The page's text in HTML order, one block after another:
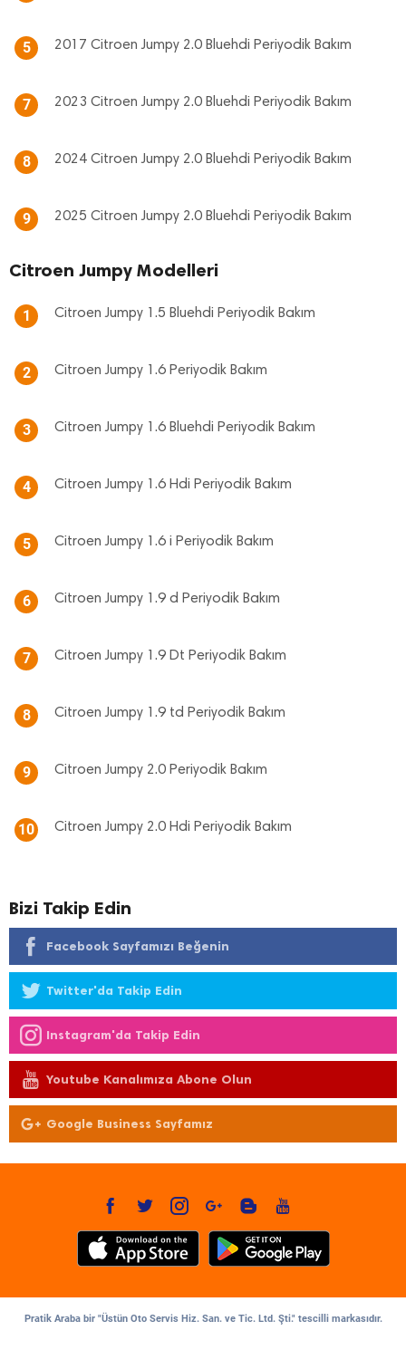
5 2017 Citroen Jumpy 2.0 Bluehdi Periyodik Bakım
7 2023 Citroen Jumpy 2.0 Bluehdi Periyodik Bakım
8 2024 Citroen Jumpy 2.0 Bluehdi Periyodik Bakım
9 2025 Citroen Jumpy 2.0 Bluehdi Periyodik Bakım
Citroen Jumpy Modelleri
1 Citroen Jumpy 1.5 Bluehdi Periyodik Bakım
2 Citroen Jumpy 1.6 Periyodik Bakım
3 Citroen Jumpy 1.6 Bluehdi Periyodik Bakım
4 Citroen Jumpy 1.6 Hdi Periyodik Bakım
5 Citroen Jumpy 1.6 i Periyodik Bakım
6 Citroen Jumpy 1.9 d Periyodik Bakım
7 Citroen Jumpy 1.9 Dt Periyodik Bakım
8 Citroen Jumpy 1.9 td Periyodik Bakım
9 Citroen Jumpy 2.0 Periyodik Bakım
10 Citroen Jumpy 2.0 Hdi Periyodik Bakım
Bizi Takip Edin
Facebook Sayfamızı Beğenin
Twitter'da Takip Edin
Instagram'da Takip Edin
Youtube Kanalımıza Abone Olun
Google Business Sayfamız
Pratik Araba bir "Üstün Oto Servis Hiz. San. ve Tic. Ltd. Şti." tescilli markasıdır.